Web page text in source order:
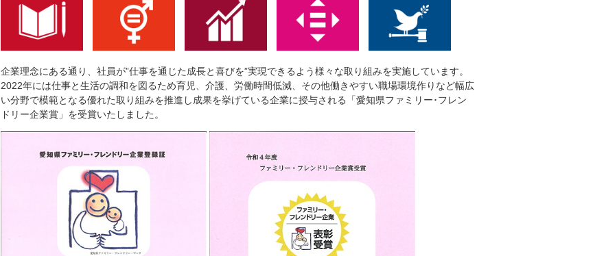
企業理念にある通り、社員が”仕事を通じた成長と喜びを”実現できるよう様々な取り組みを実施しています。
2022年には仕事と生活の調和を図るため育児、介護、労働時間低減、その他働きやすい職場環境作りなど幅広
い分野で模範となる優れた取り組みを推進し成果を挙げている企業に授与される「愛知県ファミリー･フレン
ドリー企業賞」を受賞いたしました。